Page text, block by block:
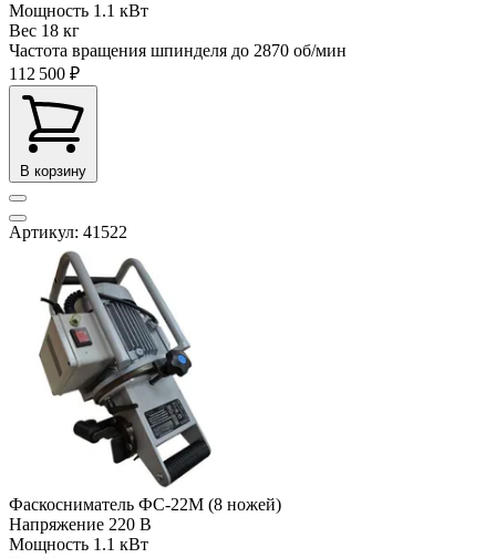
Мощность 1.1 кВт
Вес 18 кг
Частота вращения шпинделя до 2870 об/мин
112 500 ₽
В корзину
Артикул: 41522
Фаскосниматель ФС-22М (8 ножей)
Напряжение 220 В
Мощность 1.1 кВт